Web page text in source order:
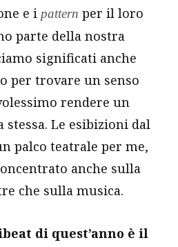
e i pattern per il loro
parte della nostra
significati anche
per trovare un senso
rendere un
Le esibizioni dal
palco teatrale per me,
anche sulla
che sulla musica.
di quest’anno è il